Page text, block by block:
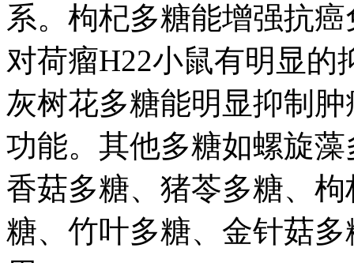
系。枸杞多糖能增强抗
对荷瘤H22小鼠有明显的
灰树花多糖能明显抑制
功能。其他多糖如螺旋
香菇多糖、猪苓多糖、
糖、竹叶多糖、金针菇